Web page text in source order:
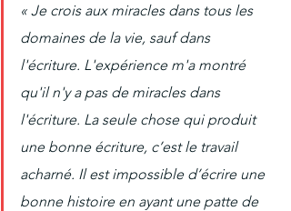
« Je crois aux miracles dans tous les
domaines de la vie, sauf dans
l'écriture. L'expérience m'a montré
qu'il n'y a pas de miracles dans
l'écriture. La seule chose qui produit
une bonne écriture, c’est le travail
acharné. Il est impossible d’écrire une
bonne histoire en ayant une patte de